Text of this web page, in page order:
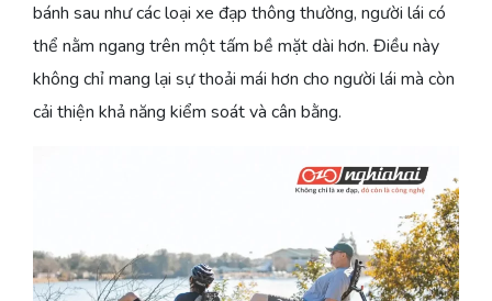
bánh sau như các loại xe đạp thông thường, người lái có
thể nằm ngang trên một tấm bề mặt dài hơn. Điều này
không chỉ mang lại sự thoải mái hơn cho người lái mà còn
cải thiện khả năng kiểm soát và cân bằng.